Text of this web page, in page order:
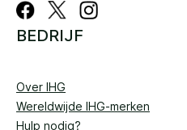
BEDRIJF
Over IHG
Wereldwijde IHG-merken
Hulp nodig?